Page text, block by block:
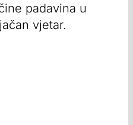
padavina u
vjetar.